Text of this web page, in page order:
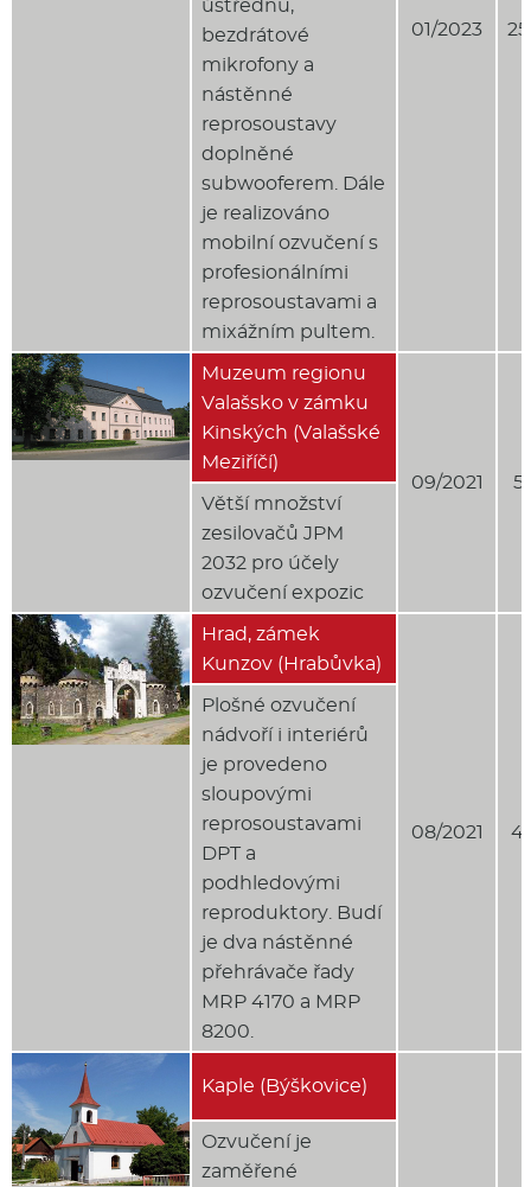
01/2023
ústřednu,
bezdrátové
mikrofony a
nástěnné
reprosoustavy
doplněné
subwooferem. Dále
je realizováno
mobilní ozvučení s
profesionálními
reprosoustavami a
mixážním pultem.
Muzeum regionu
Valašsko v zámku
Kinských (Valašské
Meziříčí)
09/2021
Větší množství
zesilovačů JPM
2032 pro účely
ozvučení expozic
Hrad, zámek
Kunzov (Hrabůvka)
08/2021
Plošné ozvučení
nádvoří i interiérů
je provedeno
sloupovými
reprosoustavami
DPT a
podhledovými
reproduktory. Budí
je dva nástěnné
přehrávače řady
MRP 4170 a MRP
8200.
Kaple (Býškovice)
Ozvučení je
zaměřené